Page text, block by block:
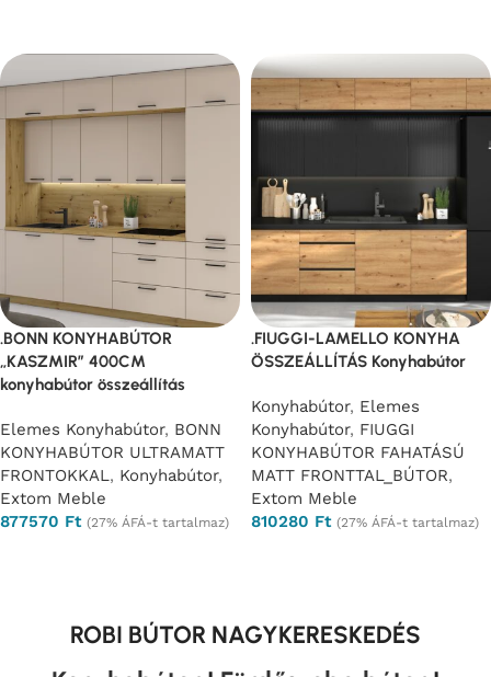
.BONN KONYHABÚTOR
„KASZMIR” 400CM
konyhabútor összeállítás
Elemes Konyhabútor, BONN
KONYHABÚTOR ULTRAMATT
FRONTOKKAL, Konyhabútor,
Extom Meble
877570 Ft (27% ÁFÁ-t tartalmaz)
.FIUGGI-LAMELLO KONYHA
ÖSSZEÁLLÍTÁS Konyhabútor
Konyhabútor, Elemes
Konyhabútor, FIUGGI
KONYHABÚTOR FAHATÁSÚ
MATT FRONTTAL_BÚTOR,
Extom Meble
810280 Ft (27% ÁFÁ-t tartalmaz)
ROBI BÚTOR NAGYKERESKEDÉS